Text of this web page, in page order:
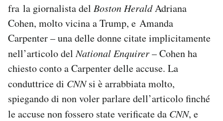
fra la giornalista del Boston HeraldAdriana
Cohen, molto vicina a Trump, e Amanda
Carpenter – una delle donne citate implicitamente
nell’articolo delNational Enquirer– Cohen ha
chiesto conto a Carpenter delle accuse. La
conduttrice di CNNsi è arrabbiata molto,
spiegando di non voler parlare dell’articolo finché
le accuse non fossero state verificate da CNN, e